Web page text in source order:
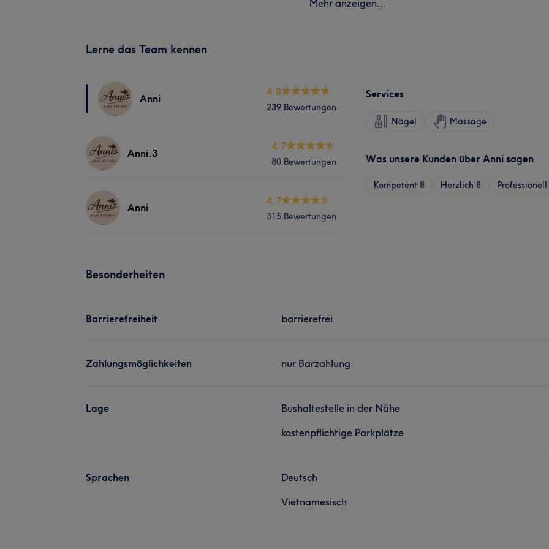
Mehr anzeigen...
Lerne das Team kennen
Anni
4.8
239 Bewertungen
Anni.3
4.7
80 Bewertungen
Anni
4.7
315 Bewertungen
Services
Nägel Massage
Was unsere Kunden über Anni sagen
Kompetent 8 Herzlich 8 Professionell
Besonderheiten
Barrierefreiheit barrierefrei
Zahlungsmöglichkeiten nur Barzahlung
Lage
Bushaltestelle in der Nähe
kostenpflichtige Parkplätze
Sprachen
Deutsch
Vietnamesisch